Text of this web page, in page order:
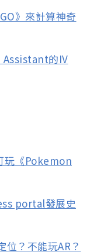
》來計算神奇
Assistant的IV
《Pokemon
portal發展史
？不能玩AR？